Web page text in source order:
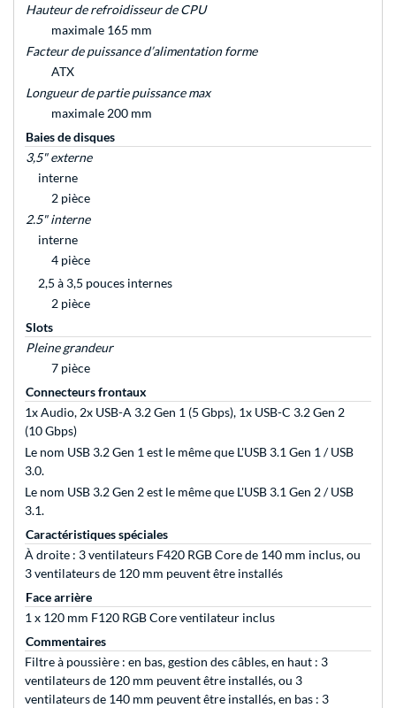
Hauteur de refroidisseur de CPU
maximale 165 mm
Facteur de puissance d’alimentation forme
ATX
Longueur de partie puissance max
maximale 200 mm
Baies de disques
3,5" externe
interne
2 pièce
2.5" interne
interne
4 pièce
2,5 à 3,5 pouces internes
2 pièce
Slots
Pleine grandeur
7 pièce
Connecteurs frontaux
1x Audio, 2x USB-A 3.2 Gen 1 (5 Gbps), 1x USB-C 3.2 Gen 2
(10 Gbps)
Le nom USB 3.2 Gen 1 est le même que L'USB 3.1 Gen 1 / USB
3.0.
Le nom USB 3.2 Gen 2 est le même que L'USB 3.1 Gen 2 / USB
3.1.
Caractéristiques spéciales
À droite : 3 ventilateurs F420 RGB Core de 140 mm inclus, ou
3 ventilateurs de 120 mm peuvent être installés
Face arrière
1 x 120 mm F120 RGB Core ventilateur inclus
Commentaires
Filtre à poussière : en bas, gestion des câbles, en haut : 3
ventilateurs de 120 mm peuvent être installés, ou 3
ventilateurs de 140 mm peuvent être installés, en bas : 3